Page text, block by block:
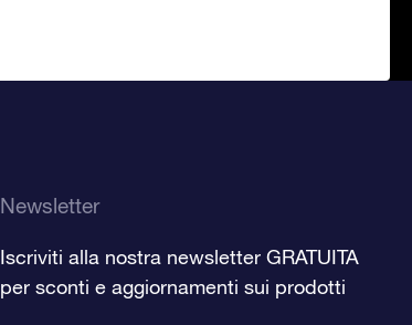
Newsletter
Iscriviti alla nostra newsletter GRATUITA
per sconti e aggiornamenti sui prodotti